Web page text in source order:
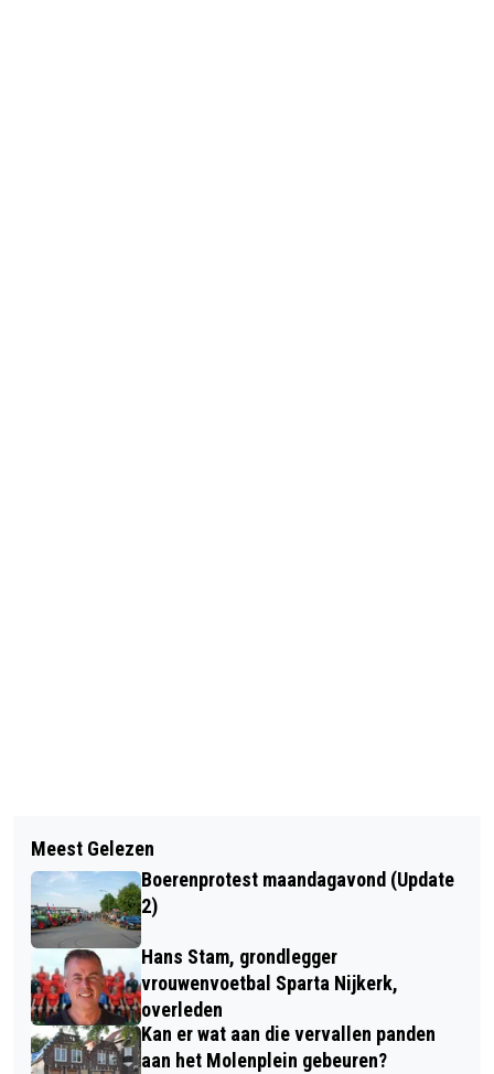
14 FEBRUARI: FIJN BUITEN AAN DE
SLAG AAN DE RAND VAN DE
ARKEMHEENSE POLDER
VMBO LEERLINGEN AERES NIJKERK
VERKENNEN BEROEPEN
Meest Gelezen
Boerenprotest maandagavond (Update
2)
Hans Stam, grondlegger
vrouwenvoetbal Sparta Nijkerk,
overleden
Kan er wat aan die vervallen panden
aan het Molenplein gebeuren?